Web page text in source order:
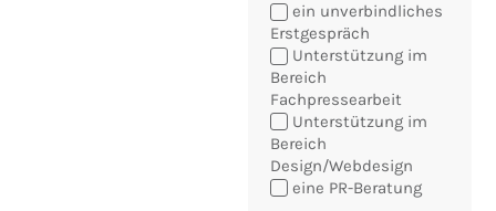
Sie
möchten:
ein unverbindliches
Erstgespräch
Unterstützung im
Bereich
Fachpressearbeit
Unterstützung im
Bereich
Design/Webdesign
eine PR-Beratung